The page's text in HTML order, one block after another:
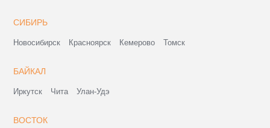
СИБИРЬ
Новосибирск Красноярск Кемерово Томск
БАЙКАЛ
Иркутск Чита Улан-Удэ
ВОСТОК